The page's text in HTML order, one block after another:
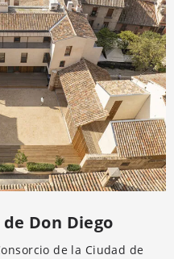
Don Diego
de la Ciudad de